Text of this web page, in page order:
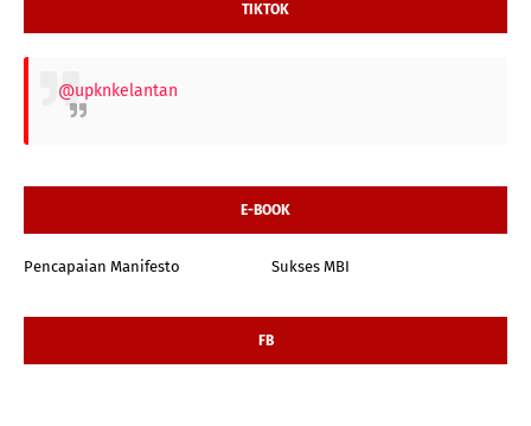
TIKTOK
@upknkelantan
E-BOOK
Pencapaian Manifesto Sukses MBI
FB